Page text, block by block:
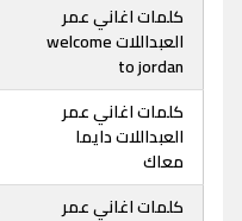
كلمات اغاني عمر
العبداللات welcome
to jordan
كلمات اغاني عمر
العبداللات دايما
معاك
كلمات اغاني عمر